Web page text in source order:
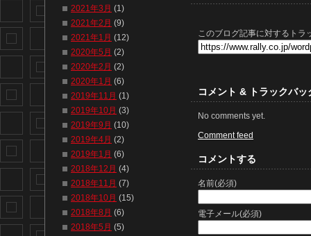
このブログ記事に対するトラ
コメント & トラックバッ
No comments yet.
Comment feed
コメントする
名前(必須)
電子メール(必須)
2021年3月 (1)
2021年2月 (9)
2021年1月 (12)
2020年5月 (2)
2020年2月 (2)
2020年1月 (6)
2019年11月 (1)
2019年10月 (3)
2019年9月 (10)
2019年4月 (2)
2019年1月 (6)
2018年12月 (4)
2018年11月 (7)
2018年10月 (15)
2018年8月 (6)
2018年5月 (5)